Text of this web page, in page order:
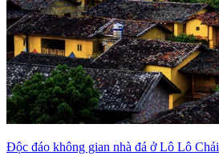
Độc đáo không gian nhà đá ở Lô Lô Chải